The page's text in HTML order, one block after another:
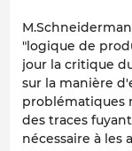
"logique de
jour la critique
sur la manière
problématiques
des traces
nécessaire à les